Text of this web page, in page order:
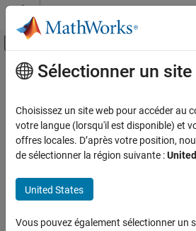
Passer au contenu
Activer/désactiver
Ressource
Contenu principal
Sélectionner un site
Choisissez un site web pour accéder au
votre langue (lorsqu'il est disponible) et
offres locales. D’après votre position,
de sélectionner la région suivante :
United States
Vous pouvez également sélectionner un